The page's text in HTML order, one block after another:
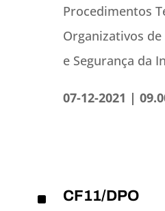
Procedimentos
Organizativos
e Segurança da
07-12-2021 |
^
CF11/DPO